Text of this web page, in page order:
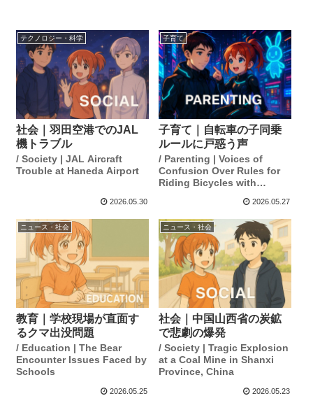
テクノロジー・科学
社会｜羽田空港でのJAL
機トラブル
/ Society | JAL Aircraft
Trouble at Haneda Airport
2026.05.30
子育て
子育て｜自転車の子同乗
ルールに戸惑う声
/ Parenting | Voices of
Confusion Over Rules for
Riding Bicycles with
2026.05.27
ニュース・社会
教育｜学校現場が直面す
るクマ出没問題
/ Education | The Bear
Encounter Issues Faced by
Schools
2026.05.25
ニュース・社会
社会｜中国山西省の炭鉱
で悲劇の爆発
/ Society | Tragic Explosion
at a Coal Mine in Shanxi
Province, China
2026.05.23